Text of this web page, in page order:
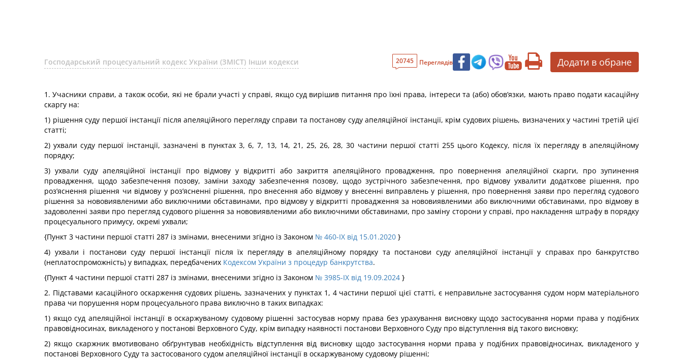
Господарський процесуальний кодекс України (ЗМІСТ) Інши кодекси 20745 Переглядів Додати в обране
1. Учасники справи, а також особи, які не брали участі у справі, якщо суд вирішив питання про їхні права, інтереси та (або) обов’язки, мають право подати касаційну
скаргу на:
1) рішення суду першої інстанції після апеляційного перегляду справи та постанову суду апеляційної інстанції, крім судових рішень, визначених у частині третій цієї
статті;
2) ухвали суду першої інстанції, зазначені в пунктах 3, 6, 7, 13, 14, 21, 25, 26, 28, 30 частини першої статті 255 цього Кодексу, після їх перегляду в апеляційному
порядку;
3) ухвали суду апеляційної інстанції про відмову у відкритті або закриття апеляційного провадження, про повернення апеляційної скарги, про зупинення
провадження, щодо забезпечення позову, заміни заходу забезпечення позову, щодо зустрічного забезпечення, про відмову ухвалити додаткове рішення, про
роз’яснення рішення чи відмову у роз’ясненні рішення, про внесення або відмову у внесенні виправлень у рішення, про повернення заяви про перегляд судового
рішення за нововиявленими або виключними обставинами, про відмову у відкритті провадження за нововиявленими або виключними обставинами, про відмову в
задоволенні заяви про перегляд судового рішення за нововиявленими або виключними обставинами, про заміну сторони у справі, про накладення штрафу в порядку
процесуального примусу, окремі ухвали;
{Пункт 3 частини першої статті 287 із змінами, внесеними згідно із Законом № 460-IX від 15.01.2020 }
4) ухвали і постанови суду першої інстанції після їх перегляду в апеляційному порядку та постанови суду апеляційної інстанції у справах про банкрутство
(неплатоспроможність) у випадках, передбачених Кодексом України з процедур банкрутства.
{Пункт 4 частини першої статті 287 із змінами, внесеними згідно із Законом № 3985-IX від 19.09.2024 }
2. Підставами касаційного оскарження судових рішень, зазначених у пунктах 1, 4 частини першої цієї статті, є неправильне застосування судом норм матеріального
права чи порушення норм процесуального права виключно в таких випадках:
1) якщо суд апеляційної інстанції в оскаржуваному судовому рішенні застосував норму права без урахування висновку щодо застосування норми права у подібних
правовідносинах, викладеного у постанові Верховного Суду, крім випадку наявності постанови Верховного Суду про відступлення від такого висновку;
2) якщо скаржник вмотивовано обґрунтував необхідність відступлення від висновку щодо застосування норми права у подібних правовідносинах, викладеного у
постанові Верховного Суду та застосованого судом апеляційної інстанції в оскаржуваному судовому рішенні;